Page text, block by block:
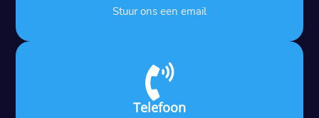
Stuur ons een email

Telefoon